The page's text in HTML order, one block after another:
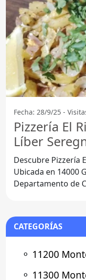
Fecha: 28/9/25 -
Pizzería El
Líber
Descubre Pizzería
Ubicada en 14000
Departamento de
CATEGORÍAS
⚬ 11200
⚬ 11300